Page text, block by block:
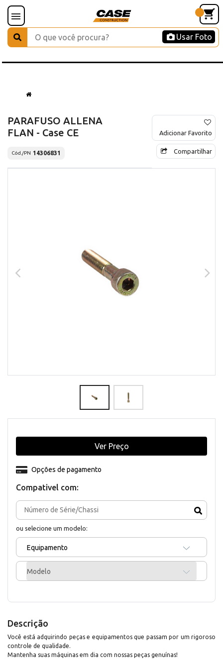
Usar Foto
PARAFUSO ALLENA
FLAN - Case CE
Cód./PN 14306831
Adicionar Favorito
Compartilhar
Compativel com:
ou selecione um modelo:
Equipamento
Modelo
Opções de pagamento
Ver Preço
Descrição
Você está adquirindo peças e equipamentos que passam por um rigoroso
controle de qualidade.
Mantenha suas máquinas em dia com nossas peças genuínas!